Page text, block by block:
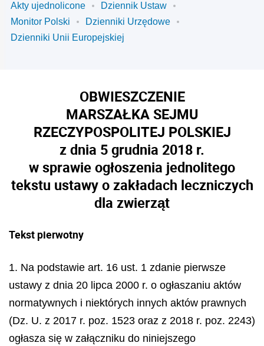
Akty ujednolicone
Dziennik Ustaw
Monitor Polski
Dzienniki Urzędowe
Dzienniki Unii Europejskiej
OBWIESZCZENIE
MARSZAŁKA SEJMU
RZECZYPOSPOLITEJ POLSKIEJ
z dnia 5 grudnia 2018 r.
w sprawie ogłoszenia jednolitego
tekstu ustawy o zakładach leczniczych
dla zwierząt
Tekst pierwotny
1. Na podstawie art. 16 ust. 1 zdanie pierwsze
ustawy z dnia 20 lipca 2000 r. o ogłaszaniu aktów
normatywnych i niektórych innych aktów prawnych
(Dz. U. z 2017 r. poz. 1523 oraz z 2018 r. poz. 2243)
ogłasza się w załączniku do niniejszego